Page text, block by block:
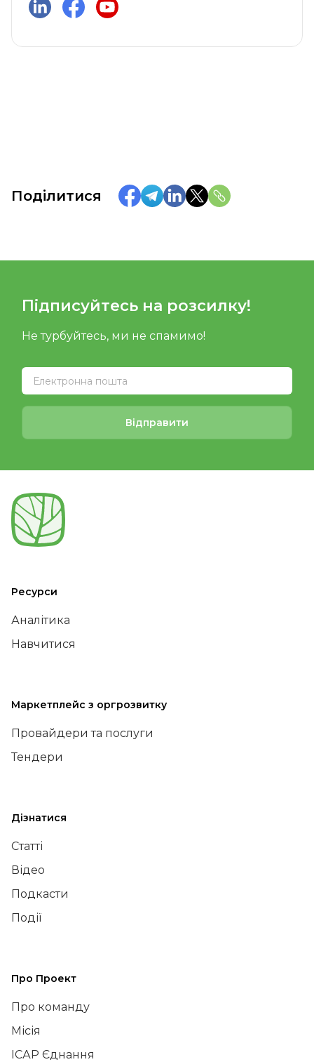
Поділитися
Підписуйтесь на розсилку!
Не турбуйтесь, ми не спамимо!
Відправити
Ресурси
Аналітика
Навчитися
Маркетплейс з оргрозвитку
Провайдери та послуги
Тендери
Дізнатися
Статті
Відео
Подкасти
Події
Про Проект
Про команду
Місія
ІСАР Єднання